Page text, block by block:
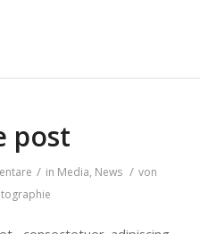
post
/ in Media, News / von